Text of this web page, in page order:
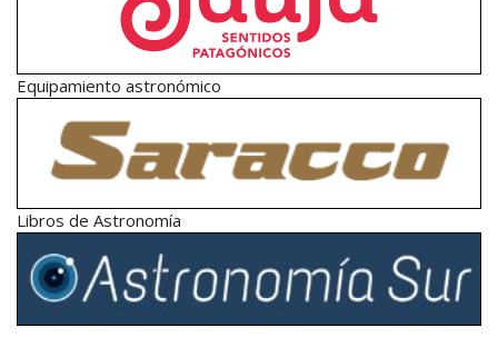
Equipamiento astronómico
Libros de Astronomía